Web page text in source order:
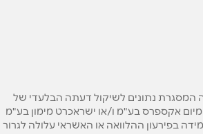
המסגרת נתונים לשיקול דעתה הבלעדי של
אקספרס בע"מ ו/או ישראכרט מימון בע"מ
בפירעון ההלוואה או האשראי עלולה לגרור